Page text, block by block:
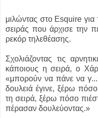
μιλώντας στο Esquire για
σειράς που άρχισε την
ρεκόρ τηλεθέασης.
Σχολιάζοντας τις
κάποιους η σειρά, ο
«μπορούν να πάνε να
δουλειά έγινε, ξέρω
τη σειρά, ξέρω πόσο
πέρασαν δουλεύοντας.»